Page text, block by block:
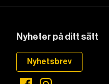
Nyheter på ditt sätt
Nyhetsbrev